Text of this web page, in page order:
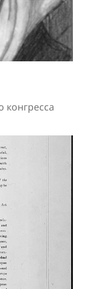
конгресса